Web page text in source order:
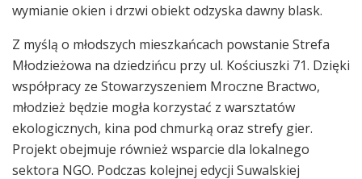
wymianie okien i drzwi obiekt odzyska dawny blask.
Z myślą o młodszych mieszkańcach powstanie Strefa
Młodzieżowa na dziedzińcu przy ul. Kościuszki 71. Dzięki
współpracy ze Stowarzyszeniem Mroczne Bractwo,
młodzież będzie mogła korzystać z warsztatów
ekologicznych, kina pod chmurką oraz strefy gier.
Projekt obejmuje również wsparcie dla lokalnego
sektora NGO. Podczas kolejnej edycji Suwalskiej